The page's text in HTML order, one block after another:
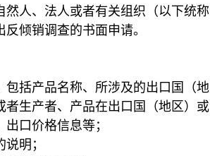
、法人或者有关组织（以下统称
倾销调查的书面申请。
括产品名称、所涉及的出口国（地
生产者、产品在出口国（地区）或
口价格信息等；
明；